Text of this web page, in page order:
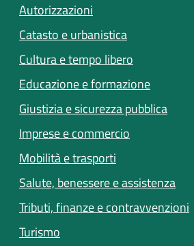
Autorizzazioni
Catasto e urbanistica
Cultura e tempo libero
Educazione e formazione
Giustizia e sicurezza pubblica
Imprese e commercio
Mobilità e trasporti
Salute, benessere e assistenza
Tributi, finanze e contravvenzioni
Turismo